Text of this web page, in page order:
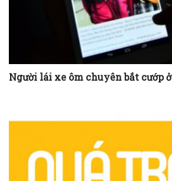
Người lái xe ôm chuyên bắt cướp ở